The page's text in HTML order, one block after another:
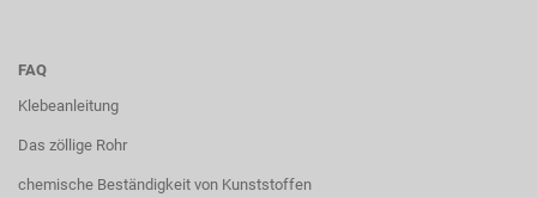
FAQ
Klebeanleitung
Das zöllige Rohr
chemische Beständigkeit von Kunststoffen